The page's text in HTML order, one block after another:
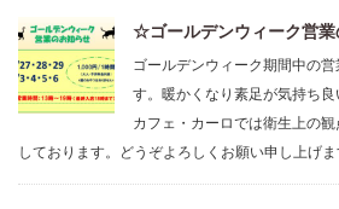
☆ゴールデンウィーク営
ゴールデンウィーク期間中の
す。暖かくなり素足が気持ち
カフェ・カーロでは衛生上の
しております。どうぞよろしくお願い申し上げ